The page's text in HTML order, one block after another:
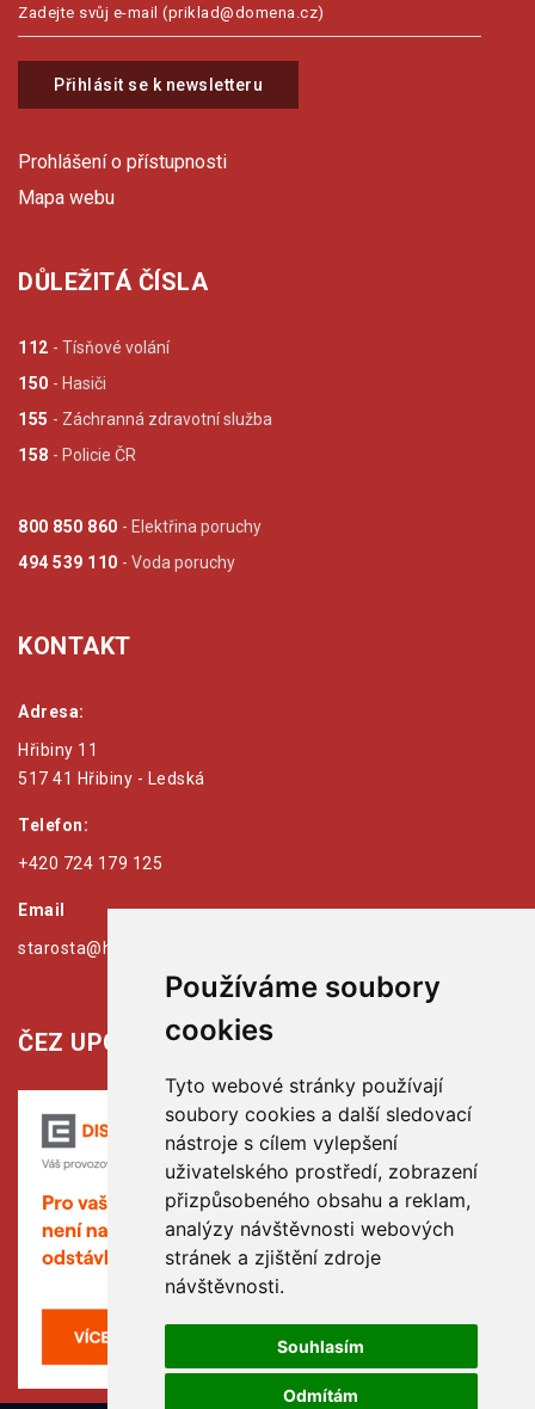
Používáme soubory
cookies
Tyto webové stránky používají
soubory cookies a další sledovací
nástroje s cílem vylepšení
uživatelského prostředí, zobrazení
přizpůsobeného obsahu a reklam,
analýzy návštěvnosti webových
stránek a zjištění zdroje
návštěvnosti.
Souhlasím
Odmítám
Přihlásit se k newsletteru
Prohlášení o přístupnosti
Mapa webu
DŮLEŽITÁ ČÍSLA
112 - Tísňové volání
150 - Hasiči
155 - Záchranná zdravotní služba
158 - Policie ČR
800 850 860 - Elektřina poruchy
494 539 110 - Voda poruchy
KONTAKT
Adresa:
Hřibiny 11
517 41 Hřibiny - Ledská
Telefon:
+420 724 179 125
Email
starosta@hribiny-ledska.cz
ČEZ UPOZORŇUJE: